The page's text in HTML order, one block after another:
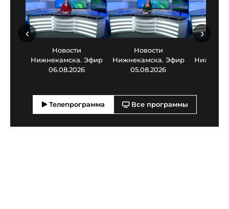
Новости
Нижнекамска. Эфир
06.08.2026
Новости
Нижнекамска. Эфир
05.08.2026
‹ ›
Телепрограмма Все программы